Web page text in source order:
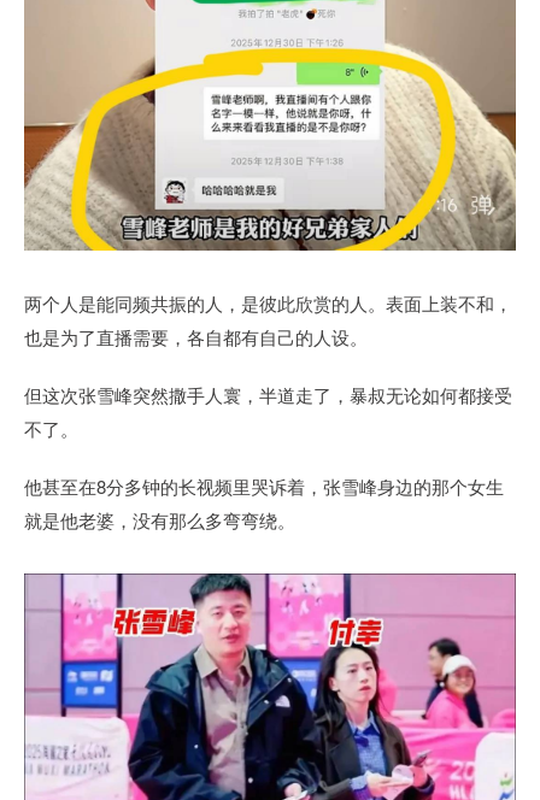
两个人是能同频共振的人，是彼此欣赏的人。表面上装不和，
也是为了直播需要，各自都有自己的人设。
但这次张雪峰突然撒手人寰，半道走了，暴叔无论如何都接受
不了。
他甚至在8分多钟的长视频里哭诉着，张雪峰身边的那个女生
就是他老婆，没有那么多弯弯绕。